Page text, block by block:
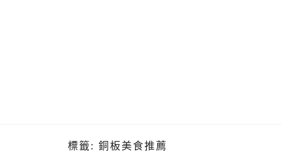
標籤: 銅板美食推薦